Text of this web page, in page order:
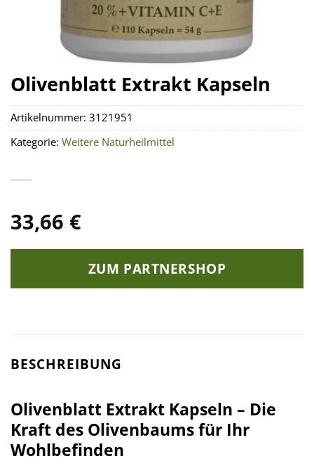
Olivenblatt Extrakt Kapseln
33,66 €
ZUM PARTNERSHOP
Artikelnummer: 3121951
Kategorie: Weitere Naturheilmittel
BESCHREIBUNG
Olivenblatt Extrakt Kapseln – Die
Kraft des Olivenbaums für Ihr
Wohlbefinden